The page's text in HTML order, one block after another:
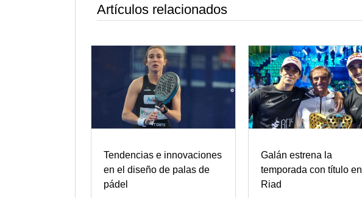
Artículos relacionados
Tendencias e innovaciones
en el diseño de palas de
pádel
Galán estrena la
temporada con título en
Riad